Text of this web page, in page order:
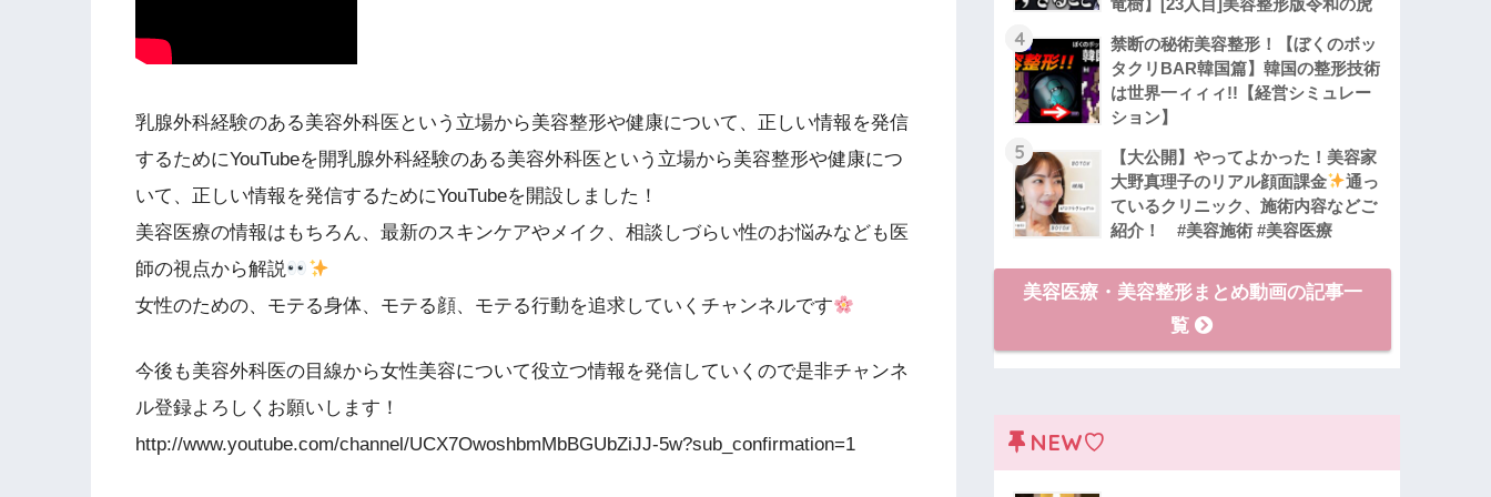
乳腺外科経験のある美容外科医という立場から美容整形や健康について、正しい情報を発信
するためにYouTubeを開乳腺外科経験のある美容外科医という立場から美容整形や健康につ
いて、正しい情報を発信するためにYouTubeを開設しました！
美容医療の情報はもちろん、最新のスキンケアやメイク、相談しづらい性のお悩みなども医
師の視点から解説
女性のための、モテる身体、モテる顔、モテる行動を追求していくチャンネルです
今後も美容外科医の目線から女性美容について役立つ情報を発信していくので是非チャンネ
ル登録よろしくお願いします！
http://www.youtube.com/channel/UCX7OwoshbmMbBGUbZiJJ-5w?sub_confirmation=1
4
禁断の秘術美容整形！【ぼくのボッ
タクリBAR韓国篇】韓国の整形技術
は世界一ィィィ!!【経営シミュレー
ション】
5
【大公開】やってよかった！美容家
大野真理子のリアル顔面課金
通っ
ているクリニック、施術内容などご
紹介！ #美容施術 #美容医療
美容医療・美容整形まとめ動画の記事一
覧
NEW♡